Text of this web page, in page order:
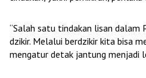
“Salah satu tindakan lisan dalam
dzikir. Melalui berdzikir kita bisa
mengatur detak jantung menjadi